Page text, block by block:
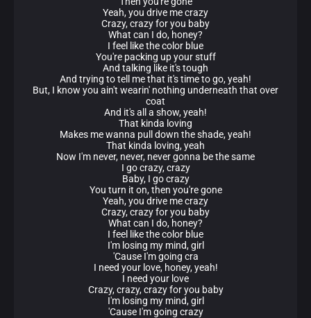
Yeah, you drive me crazy
Crazy, crazy for you baby
What can I do, honey?
I feel like the color blue
You're packing up your stuff
And talking like it's tough
And trying to tell me that it's time to go, yeah!
But, I know you ain't wearin' nothing underneath that over
coat
And it's all a show, yeah!
That kinda loving
Makes me wanna pull down the shade, yeah!
That kinda loving, yeah
Now I'm never, never, never gonna be the same
I go crazy, crazy
Baby, I go crazy
You turn it on, then you're gone
Yeah, you drive me crazy
Crazy, crazy for you baby
What can I do, honey?
I feel like the color blue
I'm losing my mind, girl
'Cause I'm going cra
I need your love, honey, yeah!
I need your love
Crazy, crazy, crazy for you baby
I'm losing my mind, girl
'Cause I'm going crazy